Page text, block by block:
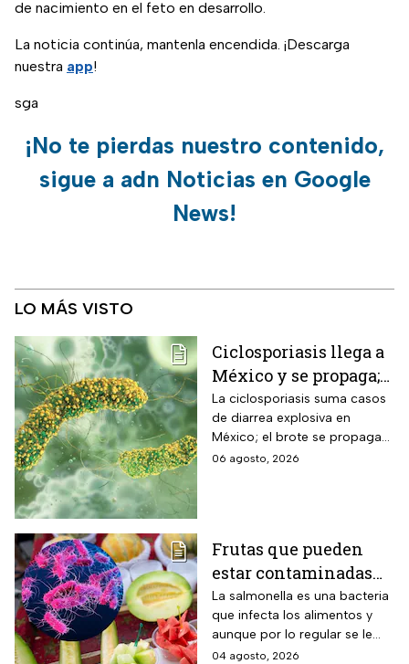
de nacimiento en el feto en desarrollo.
La noticia continúa, mantenla encendida. ¡Descarga
nuestra app!
sga
¡No te pierdas nuestro contenido,
sigue a adn Noticias en Google
News!
LO MÁS VISTO
Ciclosporiasis llega a
México y se propaga;
activan protocolos
para revisar frutas y
verduras
La ciclosporiasis suma casos
de diarrea explosiva en
México; el brote se propaga
en el territorio nacional
06 agosto, 2026
Frutas que pueden
estar contaminadas
de salmonella y cómo
protegerte del
contagio
La salmonella es una bacteria
que infecta los alimentos y
aunque por lo regular se le
relaciona con el huevo,
04 agosto, 2026